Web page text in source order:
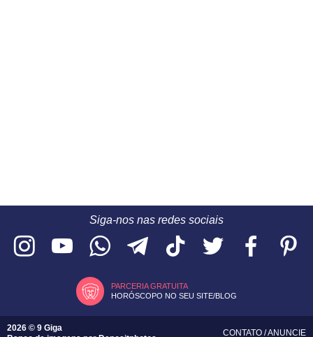
Siga-nos nas redes sociais
PARCERIA GRATUITA
HORÓSCOPO NO SEU SITE/BLOG
2026 © 9 Giga
CONTATO /ANUNCIE